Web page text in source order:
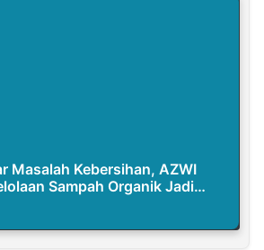
Masalah Kebersihan, AZWI
Sampah Organik Jadi